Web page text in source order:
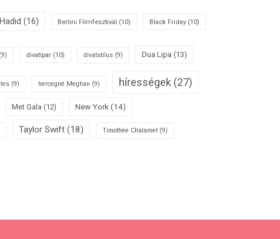
(16) Berlini Filmfesztivál (10) Black Friday (10)
(9) divatipar (10) divatstílus (9) Dua Lipa (13)
(9) hercegné Meghan (9) hírességek (27)
Met Gala (12) New York(14)
Taylor Swift (18) Timothée Chalamet (9)